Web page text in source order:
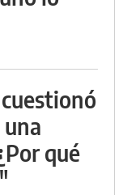
qué